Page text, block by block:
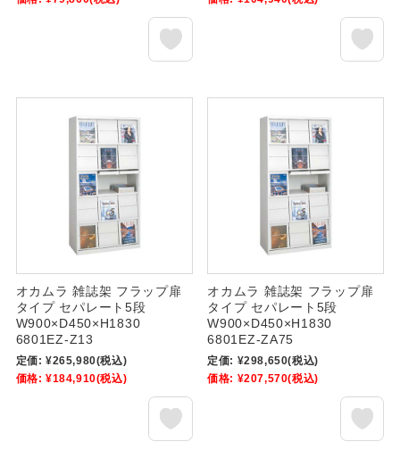
オカムラ 雑誌架 フラップ扉
タイプ セパレート5段
W900×D450×H1830
6801EZ-Z13
定価: ¥265,980(税込)
価格: ¥184,910(税込)
オカムラ 雑誌架 フラップ扉
タイプ セパレート5段
W900×D450×H1830
6801EZ-ZA75
定価: ¥298,650(税込)
価格: ¥207,570(税込)